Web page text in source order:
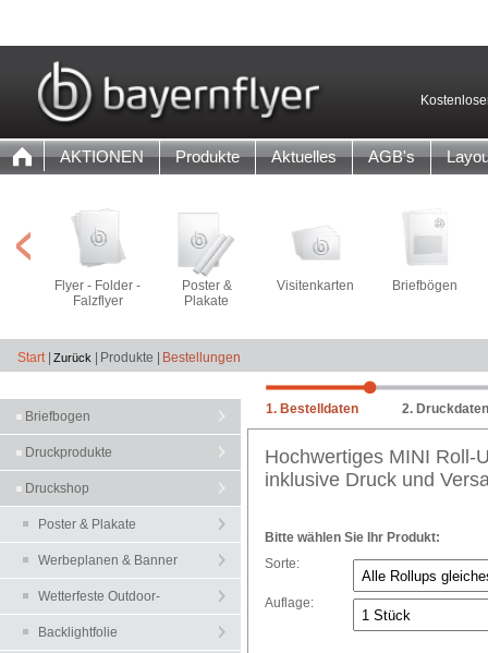
AKTIONEN Produkte Aktuelles AGB's
Flyer - Folder -
Falzflyer
Poster &
Plakate
Visitenkarten Briefbögen
Start| Produkte | Bestellungen
Briefbogen
Druckprodukte
Druckshop
Poster & Plakate
Werbeplanen & Banner
Wetterfeste Outdoor-
PlakateBacklightfolie
1. Bestelldaten 2.
Hochwertiges MINI Roll-
inklusive Druck und
Bitte wählen Sie Ihr Produkt:
Sorte:
Auflage: